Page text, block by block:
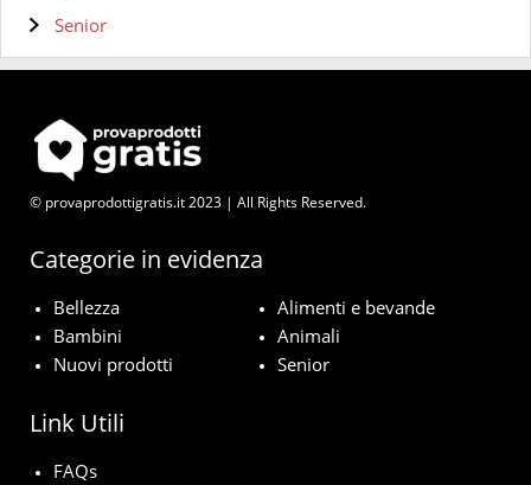
Senior
© provaprodottigratis.it 2023 | All Rights Reserved.
Categorie in evidenza
Bellezza
Alimenti e bevande
Bambini
Animali
Nuovi prodotti
Senior
Link Utili
FAQs